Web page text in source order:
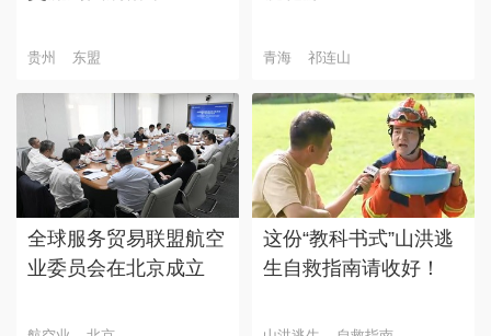
贵州 东盟 青海 祁连山
全球服务贸易联盟航空
业委员会在北京成立
这份“教科书式”山洪逃
生自救指南请收好！